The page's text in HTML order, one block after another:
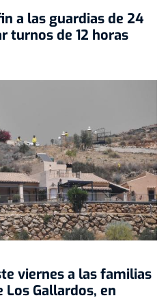
a las guardias de 24
turnos de 12 horas
viernes a las familias
Los Gallardos, en